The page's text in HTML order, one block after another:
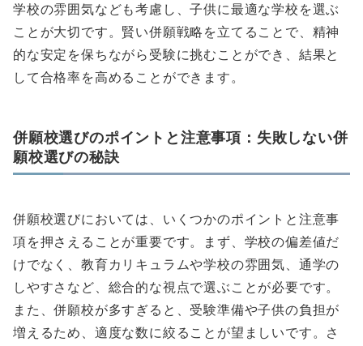
学校の雰囲気なども考慮し、子供に最適な学校を選ぶ
ことが大切です。賢い併願戦略を立てることで、精神
的な安定を保ちながら受験に挑むことができ、結果と
して合格率を高めることができます。
併願校選びのポイントと注意事項：失敗しない併
願校選びの秘訣
併願校選びにおいては、いくつかのポイントと注意事
項を押さえることが重要です。まず、学校の偏差値だ
けでなく、教育カリキュラムや学校の雰囲気、通学の
しやすさなど、総合的な視点で選ぶことが必要です。
また、併願校が多すぎると、受験準備や子供の負担が
増えるため、適度な数に絞ることが望ましいです。さ